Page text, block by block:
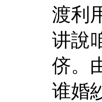
渡利
讲說
侪。
谁婚